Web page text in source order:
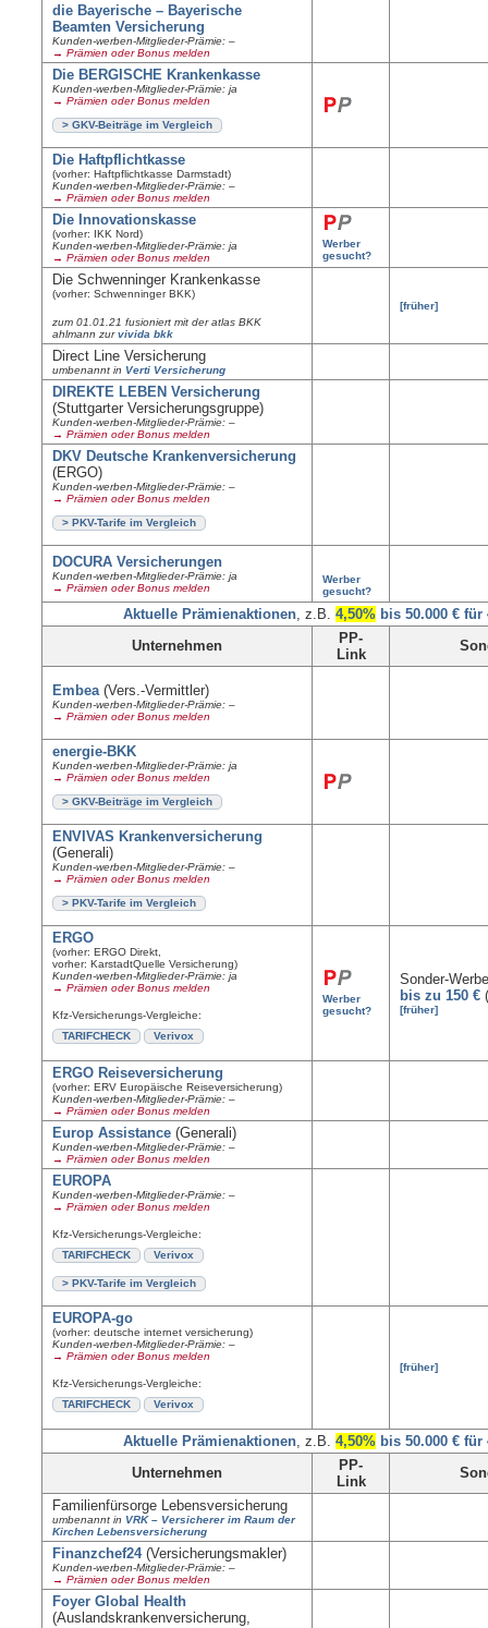
die Bayerische – Bayerische
Beamten Versicherung
Kunden-werben-Mitglieder-Prämie: –
→ Prämien oder Bonus melden
Die BERGISCHE Krankenkasse
Kunden-werben-Mitglieder-Prämie: ja
→ Prämien oder Bonus melden
> GKV-Beiträge im Vergleich
Die Haftpflichtkasse
(vorher: Haftpflichtkasse Darmstadt)
Kunden-werben-Mitglieder-Prämie: –
→ Prämien oder Bonus melden
Die Innovationskasse
(vorher: IKK Nord)
Kunden-werben-Mitglieder-Prämie: ja
→ Prämien oder Bonus melden
Werber
gesucht?
Die Schwenninger Krankenkasse
(vorher: Schwenninger BKK)
zum 01.01.21 fusioniert mit der atlas BKK
ahlmann zurvivida bkk
[früher]
Direct Line Versicherung
umbenannt in Verti Versicherung
DIREKTE LEBEN Versicherung
(Stuttgarter Versicherungsgruppe)
Kunden-werben-Mitglieder-Prämie: –
→ Prämien oder Bonus melden
DKV Deutsche Krankenversicherung
(ERGO)
Kunden-werben-Mitglieder-Prämie: –
→ Prämien oder Bonus melden
> PKV-Tarife im Vergleich
DOCURA Versicherungen
Kunden-werben-Mitglieder-Prämie: ja
→ Prämien oder Bonus melden
Werber
gesucht?
Aktuelle Prämienaktionen , z.B.4,50% bis 50.000 € für
Unternehmen
PP-
Link
Embea (Vers.-Vermittler)
Kunden-werben-Mitglieder-Prämie: –
→ Prämien oder Bonus melden
energie-BKK
Kunden-werben-Mitglieder-Prämie: ja
→ Prämien oder Bonus melden
> GKV-Beiträge im Vergleich
ENVIVAS Krankenversicherung
(Generali)
Kunden-werben-Mitglieder-Prämie: –
→ Prämien oder Bonus melden
> PKV-Tarife im Vergleich
ERGO
(vorher: ERGO Direkt,
vorher: KarstadtQuelle Versicherung)
Kunden-werben-Mitglieder-Prämie: ja
→ Prämien oder Bonus melden
Kfz-Versicherungs-Vergleiche:
TARIFCHECK
Verivox
Werber
gesucht?
Sonder-
bis zu 150 €
[früher]
ERGO Reiseversicherung
(vorher: ERV Europäische Reiseversicherung)
Kunden-werben-Mitglieder-Prämie: –
→ Prämien oder Bonus melden
Europ Assistance (Generali)
Kunden-werben-Mitglieder-Prämie: –
→ Prämien oder Bonus melden
EUROPA
Kunden-werben-Mitglieder-Prämie: –
→ Prämien oder Bonus melden
Kfz-Versicherungs-Vergleiche:
TARIFCHECK
Verivox
> PKV-Tarife im Vergleich
EUROPA-go
(vorher: deutsche internet versicherung)
Kunden-werben-Mitglieder-Prämie: –
→ Prämien oder Bonus melden
Kfz-Versicherungs-Vergleiche:
TARIFCHECK
Verivox
[früher]
Aktuelle Prämienaktionen , z.B.4,50% bis 50.000 € für
Unternehmen
PP-
Link
Familienfürsorge Lebensversicherung
umbenannt in VRK – Versicherer im Raum der
Kirchen Lebensversicherung
Finanzchef24(Versicherungsmakler)
Kunden-werben-Mitglieder-Prämie: –
→ Prämien oder Bonus melden
Foyer Global Health
(Auslandskrankenversicherung,